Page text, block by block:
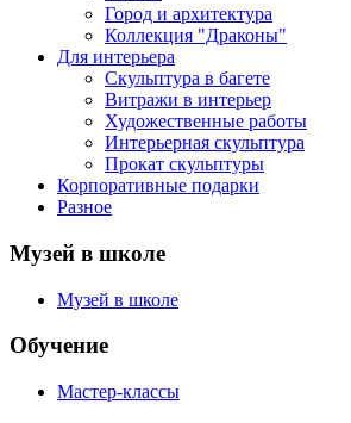
Город и архитектура
Коллекция "Драконы"
Для интерьера
Скульптура в багете
Витражи в интерьер
Художественные работы
Интерьерная скульптура
Прокат скульптуры
Корпоративные подарки
Разное
Музей в школе
Музей в школе
Обучение
Мастер-классы